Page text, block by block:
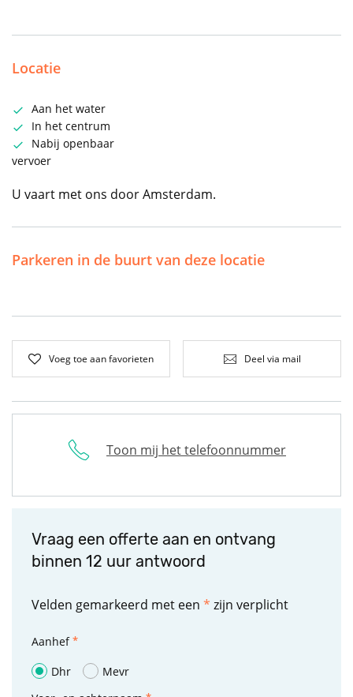
Locatie
Aan het water
In het centrum
Nabij openbaar
vervoer
U vaart met ons door Amsterdam.
Parkeren in de buurt van deze locatie
Voeg toe aan favorieten Deel via mail
Toon mij het telefoonnummer
Vraag een offerte aan en ontvang
binnen 12 uur antwoord
Velden gemarkeerd met een * zijn verplicht
Aanhef
Dhr
Mevr